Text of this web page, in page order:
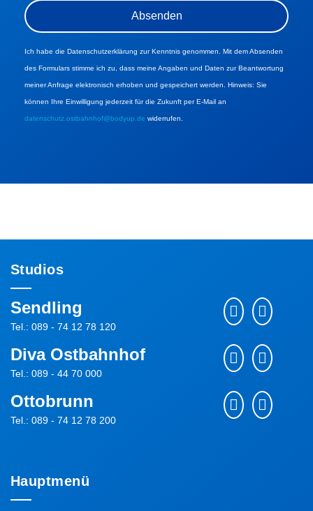
Ich habe die Datenschutzerklärung zur Kenntnis genommen. Mit dem Absenden
des Formulars stimme ich zu, dass meine Angaben und Daten zur Beantwortung
meiner Anfrage elektronisch erhoben und gespeichert werden. Hinweis: Sie
können Ihre Einwilligung jederzeit für die Zukunft per E-Mail an
datenschutz.ostbahnhof@bodyup.de widerrufen.
Studios
Sendling
Tel.: 089 - 74 12 78 120
Diva Ostbahnhof
Tel.: 089 - 44 70 000
Ottobrunn
Tel.: 089 - 74 12 78 200
Hauptmenü